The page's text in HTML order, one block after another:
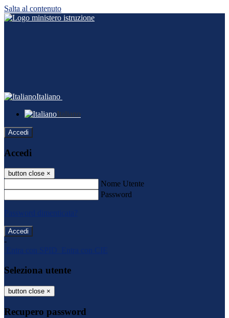
Salta al contenuto
Italiano
Italiano
Accedi
Accedi
button close ×
Nome Utente
Password
Password dimenticata?
-
Entra con SPID
Entra con CIE
Seleziona utente
button close ×
Recupero password